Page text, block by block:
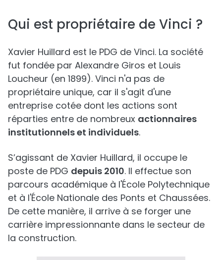
Qui est propriétaire de Vinci ?
Xavier Huillard est le PDG de Vinci. La société
fut fondée par Alexandre Giros et Louis
Loucheur (en 1899). Vinci n'a pas de
propriétaire unique, car il s'agit d'une
entreprise cotée dont les actions sont
réparties entre de nombreux actionnaires
institutionnels et individuels.
S’agissant de Xavier Huillard, il occupe le
poste de PDG depuis 2010. Il effectue son
parcours académique à l'École Polytechnique
et à l'École Nationale des Ponts et Chaussées.
De cette manière, il arrive à se forger une
carrière impressionnante dans le secteur de
la construction.